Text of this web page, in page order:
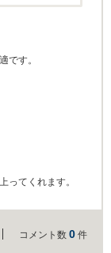
です。
ってくれます。
コメント数 0 件